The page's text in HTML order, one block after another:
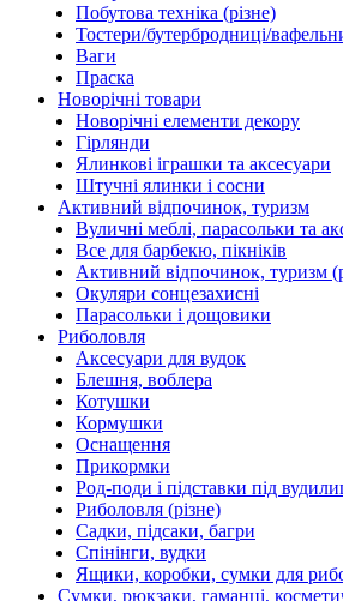
Побутова техніка (різне)
Тостери/бутербродниці/
Ваги
Праска
Новорічні товари
Новорічні елементи декору
Гірлянди
Ялинкові іграшки та аксесуари
Штучні ялинки і сосни
Активний відпочинок, туризм
Вуличні меблі, парасольки та
Все для барбекю, пікніків
Активний відпочинок, туризм
Окуляри сонцезахисні
Парасольки і дощовики
Риболовля
Аксесуари для вудок
Блешня, воблера
Котушки
Кормушки
Оснащення
Прикормки
Род-поди і підставки під
Риболовля (різне)
Садки, підсаки, багри
Спінінги, вудки
Ящики, коробки, сумки для
Сумки, рюкзаки, гаманці,